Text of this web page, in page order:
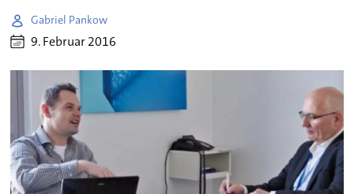
Gabriel Pankow
9. Februar 2016